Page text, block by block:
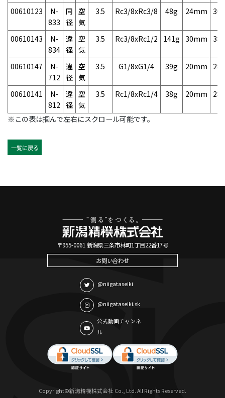
00610123
N-
833
同
径
空
気
3.5 Rc3/8xRc3/8 48g 24mm
00610143
N-
834
違
径
空
気
3.5 Rc3/8xRc1/2 141g 30mm
00610147
N-
712
違
径
空
気
3.5 G1/8xG1/4 39g 20mm
00610141
N-
812
違
径
空
気
3.5 Rc1/8xRc1/4 38g 20mm
※この表は掴んで左右にスクロール可能です。
一覧に戻る
〒955-0061 新潟県三条市林町1丁目22番17号
お問い合わせ
@niigataseiki
@niigataseiki.sk
公式動画チャンネ
ル
Copyright©新潟精機株式会社 Co., Ltd. All Rights Reserved.